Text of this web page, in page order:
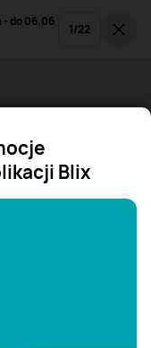
- do 06.06
1/22
Blix